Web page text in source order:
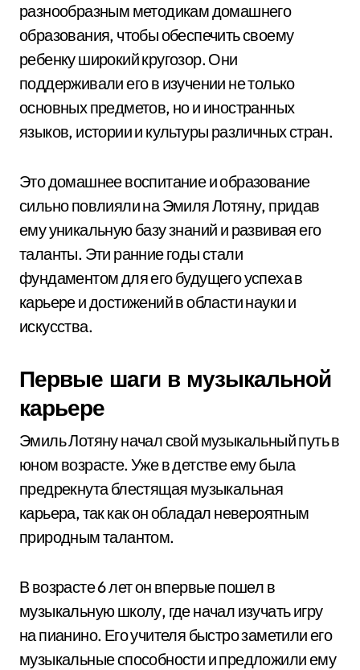
разнообразным методикам домашнего
образования, чтобы обеспечить своему
ребенку широкий кругозор. Они
поддерживали его в изучении не только
основных предметов, но и иностранных
языков, истории и культуры различных стран.
Это домашнее воспитание и образование
сильно повлияли на Эмиля Лотяну, придав
ему уникальную базу знаний и развивая его
таланты. Эти ранние годы стали
фундаментом для его будущего успеха в
карьере и достижений в области науки и
искусства.
Первые шаги в музыкальной
карьере
Эмиль Лотяну начал свой музыкальный путь в
юном возрасте. Уже в детстве ему была
предрекнута блестящая музыкальная
карьера, так как он обладал невероятным
природным талантом.
В возрасте 6 лет он впервые пошел в
музыкальную школу, где начал изучать игру
на пианино. Его учителя быстро заметили его
музыкальные способности и предложили ему